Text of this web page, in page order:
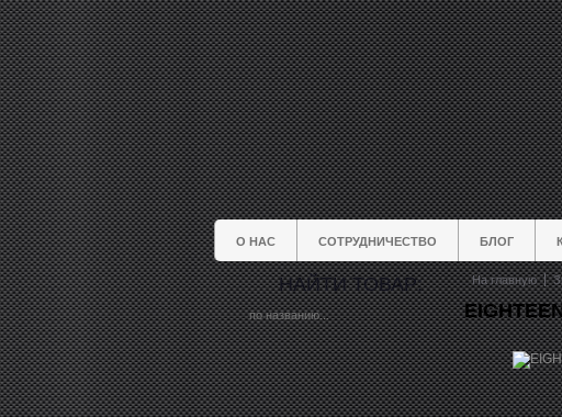
О НАС СОТРУДНИЧЕСТВО БЛОГ
НАЙТИ ТОВАР: На главную